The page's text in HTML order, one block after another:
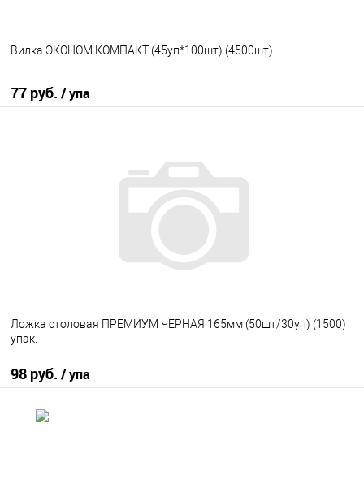
Вилка ЭКОНОМ КОМПАКТ (45уп*100шт) (4500шт)
77 руб. / упа
В наличии
Ложка столовая ПРЕМИУМ ЧЕРНАЯ 165мм (50шт/30уп) (1500)
упак.
98 руб. / упа